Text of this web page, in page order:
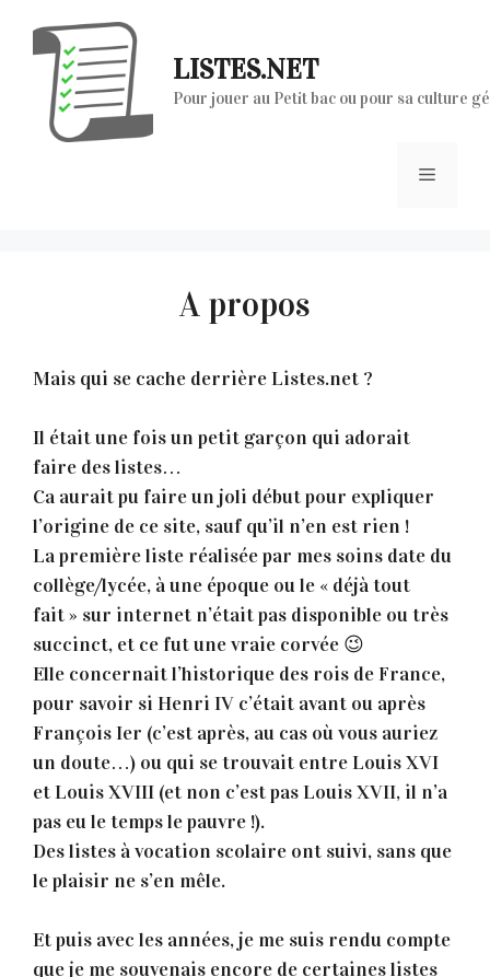
contenu
LISTES.NET
Pour jouer au Petit bac ou pour sa culture
Menu
A propos
Mais qui se cache derrière Listes.net ?
Il était une fois un petit garçon qui adorait
faire des listes…
Ca aurait pu faire un joli début pour expliquer
l’origine de ce site, sauf qu’il n’en est rien !
La première liste réalisée par mes soins date du
collège/lycée, à une époque ou le « déjà tout
fait » sur internet n’était pas disponible ou très
succinct, et ce fut une vraie corvée 😉
Elle concernait l’historique des rois de France,
pour savoir si Henri IV c’était avant ou après
François Ier (c’est après, au cas où vous auriez
un doute…) ou qui se trouvait entre Louis XVI
et Louis XVIII (et non c’est pas Louis XVII, il n’a
pas eu le temps le pauvre !).
Des listes à vocation scolaire ont suivi, sans que
le plaisir ne s’en mêle.
Et puis avec les années, je me suis rendu compte
que je me souvenais encore de certaines listes